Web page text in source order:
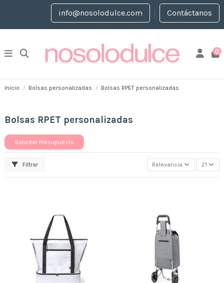
info@nosolodulce.com Contáctanos
0
Inicio Bolsas personalizadas Bolsas RPET personalizadas
Bolsas RPET personalizadas
Solicitar Presupuesto
Filtrar Relevancia 21